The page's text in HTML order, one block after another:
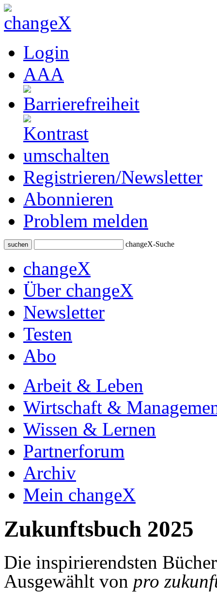
Login
AAA
Registrieren/Newsletter
Abonnieren
Problem melden
suchen changeX-Suche
changeX
Über changeX
Newsletter
Testen
Abo
Arbeit & Leben
Wirtschaft &
Wissen & Lernen
Partnerforum
Archiv
Mein changeX
Zukunftsbuch 2025
Die inspirierendsten
Ausgewählt von pro